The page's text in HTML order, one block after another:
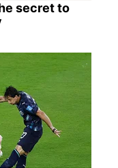
secret to